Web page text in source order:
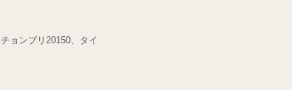
ョンブリ20150、タイ